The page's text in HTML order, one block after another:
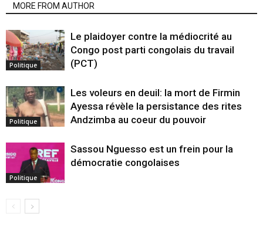
MORE FROM AUTHOR
Politique
Le plaidoyer contre la médiocrité au
Congo post parti congolais du travail
(PCT)
Politique
Les voleurs en deuil: la mort de Firmin
Ayessa révèle la persistance des rites
Andzimba au coeur du pouvoir
Politique
Sassou Nguesso est un frein pour la
démocratie congolaises